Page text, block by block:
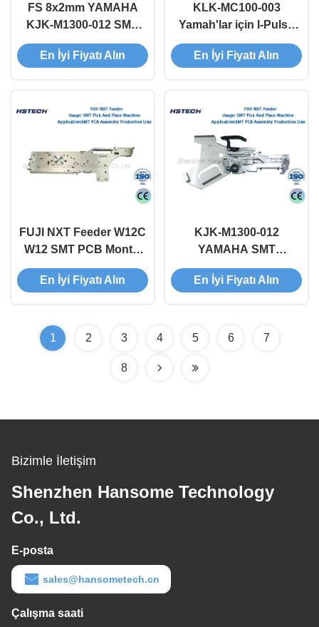
FS 8x2mm YAMAHA
KJK-M1300-012 SMD
bileşenleri için SMT
besleyicisi
En İyi Fiyatı Alın
KLK-MC100-003
Yamah'lar için I-Pulse
Besleyici
En İyi Fiyatı Alın
FUJI NXT Feeder W12C
W12 SMT PCB Montaj
Üretim Hatı için
En İyi Fiyatı Alın
KJK-M1300-012
YAMAHA SMT
besleyicisi SMD
bileşenlerini beslemek
En İyi Fiyatı Alın
1 2 3 4 5 6 7
8
Bizimle İletişim
Shenzhen Hansome Technology
Co., Ltd.
E-posta
sales@hansometech.cn
Çalışma saati